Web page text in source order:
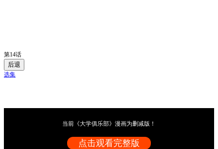
第14话
后退
选集
当前《大学俱乐部》漫画为删减版！
点击观看完整版